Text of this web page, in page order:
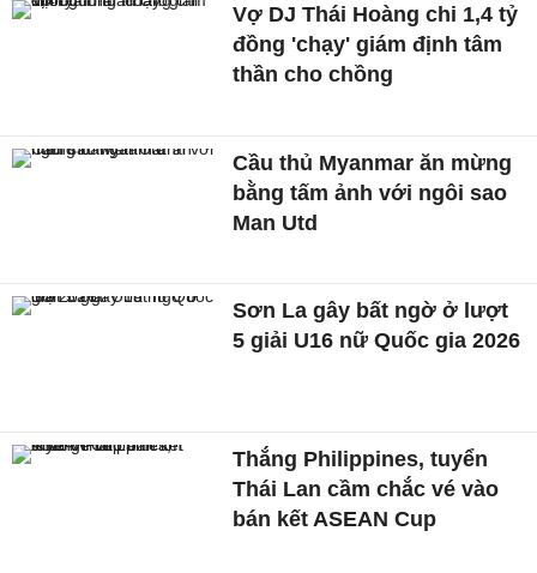
Vợ DJ Thái Hoàng chi 1,4 tỷ
đồng 'chạy' giám định tâm
thần cho chồng
Cầu thủ Myanmar ăn mừng
bằng tấm ảnh với ngôi sao
Man Utd
Sơn La gây bất ngờ ở lượt
5 giải U16 nữ Quốc gia 2026
Thắng Philippines, tuyển
Thái Lan cầm chắc vé vào
bán kết ASEAN Cup